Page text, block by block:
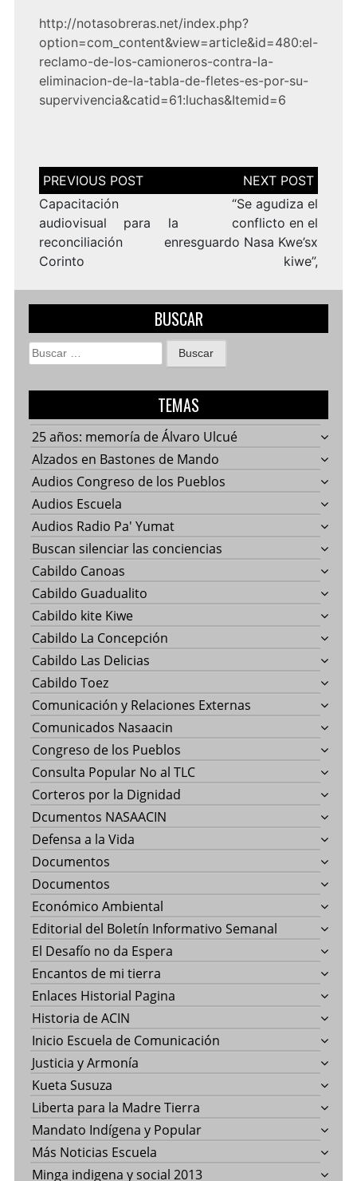
http://notasobreras.net/index.php?
option=com_content&view=article&id=480:el-
reclamo-de-los-camioneros-contra-la-
eliminacion-de-la-tabla-de-fletes-es-por-su-
supervivencia&catid=61:luchas&Itemid=6
Navegación
de
entradas
Capacitación
audiovisual para la
reconciliación en
Corinto
“Se agudiza el
conflicto en el
resguardo Nasa Kwe’sx
kiwe”,
BUSCAR
Buscar:
TEMAS
25 años: memoría de Álvaro Ulcué
Alzados en Bastones de Mando
Audios Congreso de los Pueblos
Audios Escuela
Audios Radio Pa' Yumat
Buscan silenciar las conciencias
Cabildo Canoas
Cabildo Guadualito
Cabildo kite Kiwe
Cabildo La Concepción
Cabildo Las Delicias
Cabildo Toez
Comunicación y Relaciones Externas
Comunicados Nasaacin
Congreso de los Pueblos
Consulta Popular No al TLC
Corteros por la Dignidad
Dcumentos NASAACIN
Defensa a la Vida
Documentos
Documentos
Económico Ambiental
Editorial del Boletín Informativo Semanal
El Desafío no da Espera
Encantos de mi tierra
Enlaces Historial Pagina
Historia de ACIN
Inicio Escuela de Comunicación
Justicia y Armonía
Kueta Susuza
Liberta para la Madre Tierra
Mandato Indígena y Popular
Más Noticias Escuela
Minga indigena y social 2013